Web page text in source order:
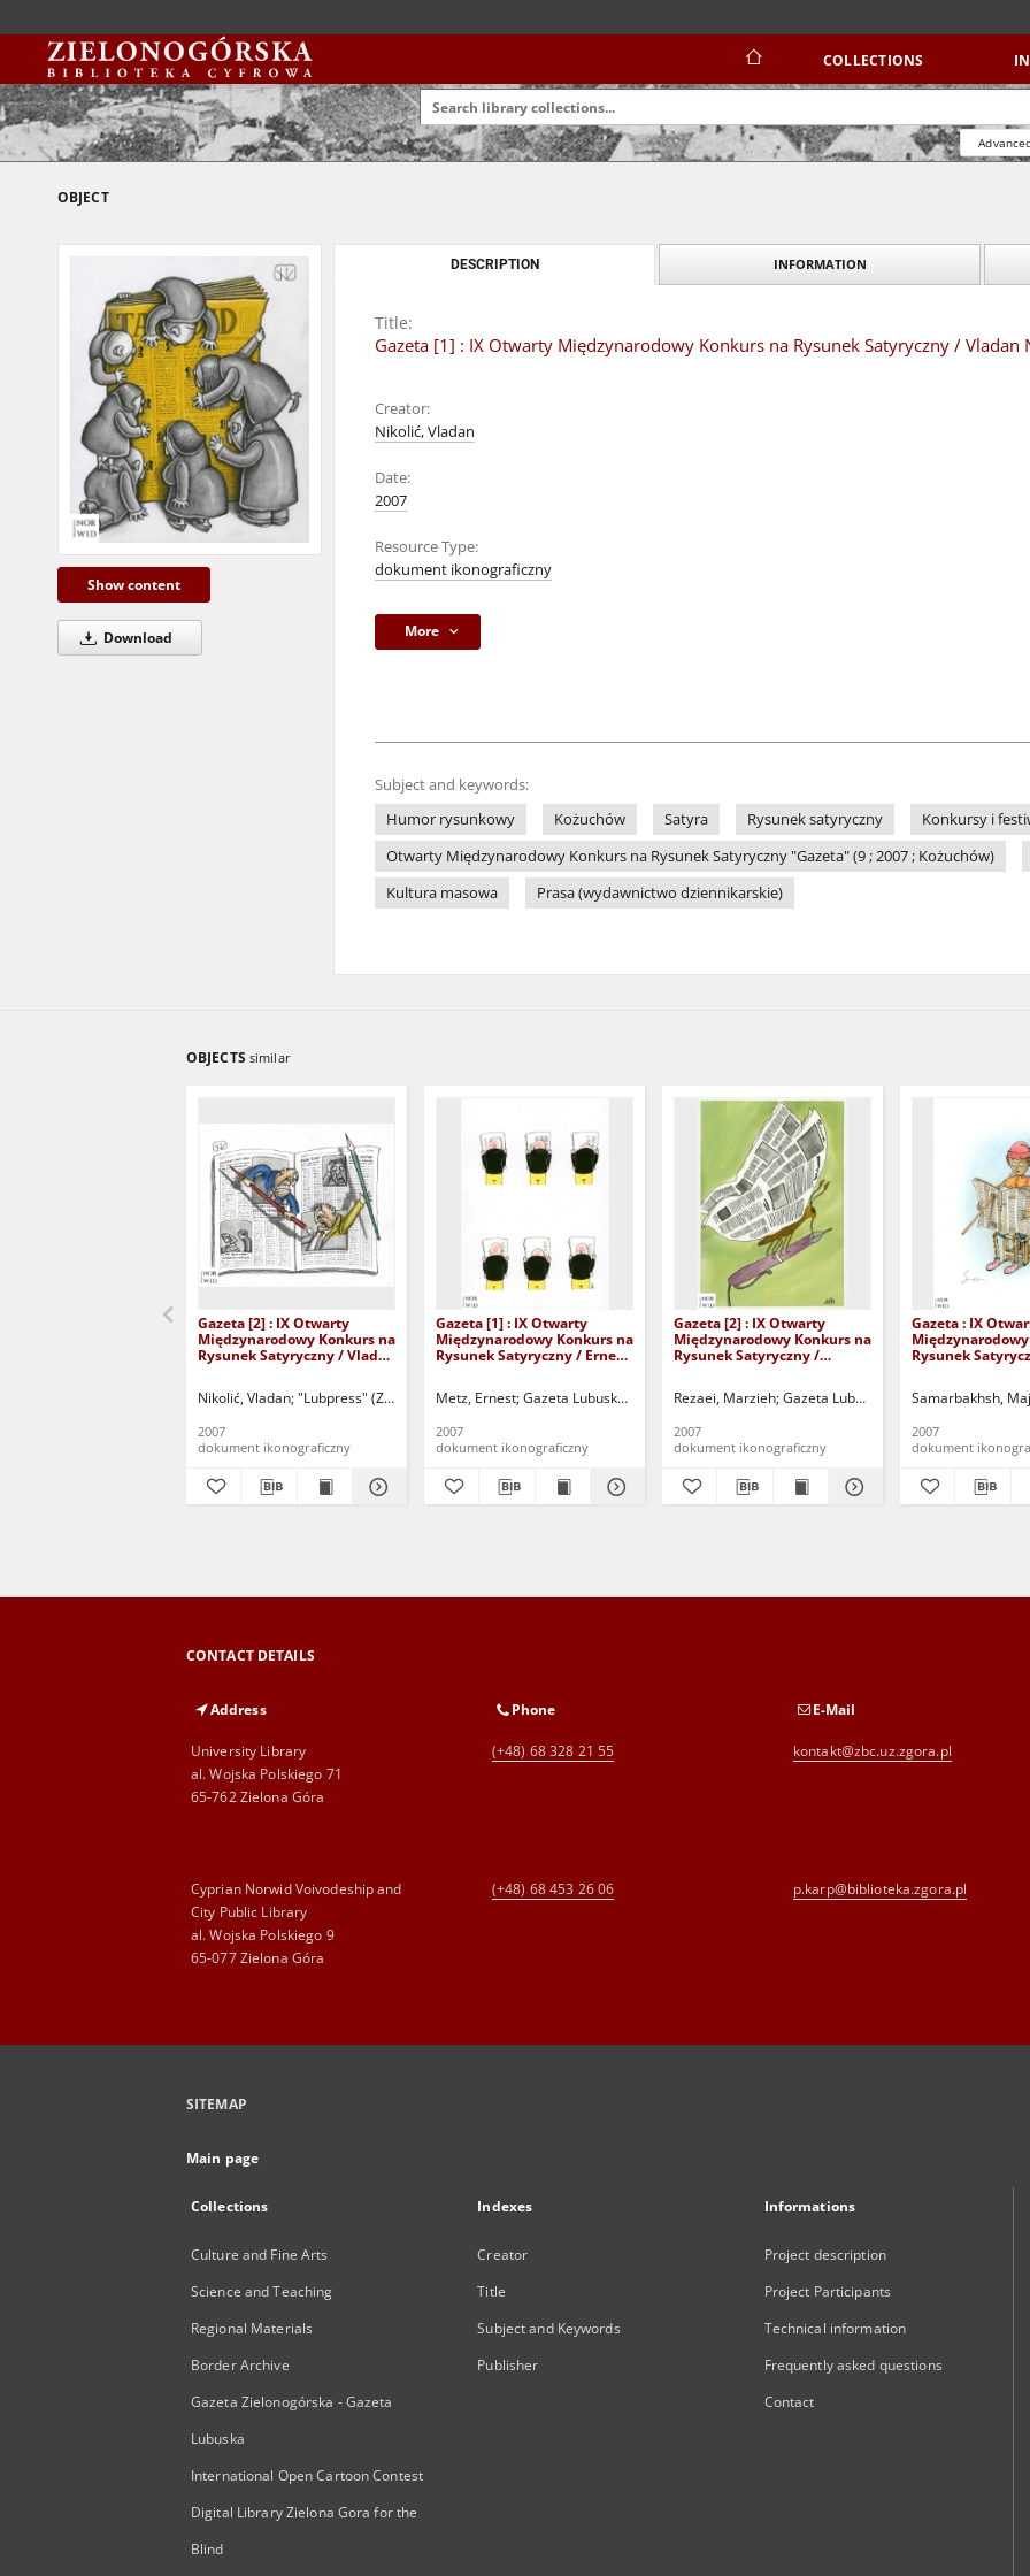
COLLECTIONS
OBJECT
Show content
Download
DESCRIPTION INFORMATION
Title:
Gazeta [1] : IX Otwarty Międzynarodowy Konkurs na Rysunek Satyryczny / Vladan
Creator:
Nikolić, Vladan
Date:
2007
Resource Type:
dokument ikonograficzny
More
Subject and keywords:
Humor rysunkowy
Kożuchów Satyra Rysunek satyryczny
Konkursy i
Otwarty Międzynarodowy Konkurs na Rysunek Satyryczny "Gazeta" (9 ; 2007 ; Kożuchów)
Kultura masowa
Prasa (wydawnictwo dziennikarskie)
OBJECTS similar
Gazeta [2] : IX Otwarty
Międzynarodowy Konkurs na
Rysunek Satyryczny / Vladan
Nikolić, Vladan "Lubpress" (Zielona Góra) Kożuchowski Ośrodek Kultury i Sportu "Zamek" (Kożuchów). (ul. Klasztorna 14, 67-120
2007
dokument ikonograficzny
Gazeta [1] : IX Otwarty
Międzynarodowy Konkurs na
Rysunek Satyryczny / Ernest
Metz, Ernest Gazeta Lubuska (Zielona Góra) Kożuchowski Ośrodek Kultury i Sportu
2007
dokument ikonograficzny
Gazeta [2] : IX Otwarty
Międzynarodowy Konkurs na
Rysunek Satyryczny /
Rezaei, Marzieh Gazeta Lubuska (Zielona Góra)
2007
dokument ikonograficzny
Gazeta : IX
Rysunek
Samarbakhsh,
2007
dokument
CONTACT DETAILS
Address
University Library
al. Wojska Polskiego 71
65-762 Zielona Góra
Phone
(+48) 68 328 21 55
E-Mail
kontakt@zbc.uz.zgora.pl
Cyprian Norwid Voivodeship and
City Public Library
al. Wojska Polskiego 9
65-077 Zielona Góra
(+48) 68 453 26 06 p.karp@biblioteka.zgora.pl
SITEMAP
Main page
Collections
Culture and Fine Arts
Science and Teaching
Regional Materials
Border Archive
Gazeta Zielonogórska - Gazeta
Lubuska
International Open Cartoon Contest
Digital Library Zielona Gora for the
Blind
Indexes
Creator
Title
Subject and Keywords
Publisher
Informations
Project description
Project Participants
Technical information
Frequently asked questions
Contact